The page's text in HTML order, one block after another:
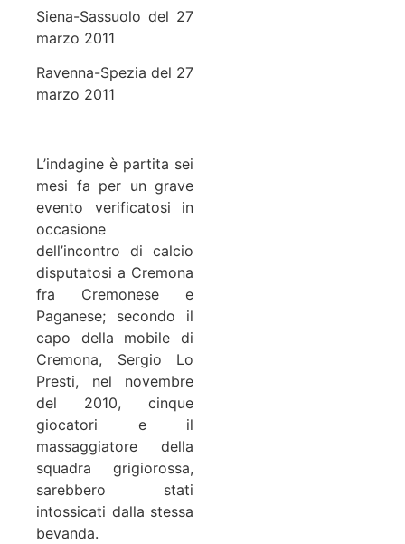
Siena-Sassuolo del 27
marzo 2011
Ravenna-Spezia del 27
marzo 2011
L’indagine è partita sei
mesi fa per un grave
evento verificatosi in
occasione
dell’incontro di calcio
disputatosi a Cremona
fra Cremonese e
Paganese; secondo il
capo della mobile di
Cremona, Sergio Lo
Presti, nel novembre
del 2010, cinque
giocatori e il
massaggiatore della
squadra grigiorossa,
sarebbero stati
intossicati dalla stessa
bevanda.